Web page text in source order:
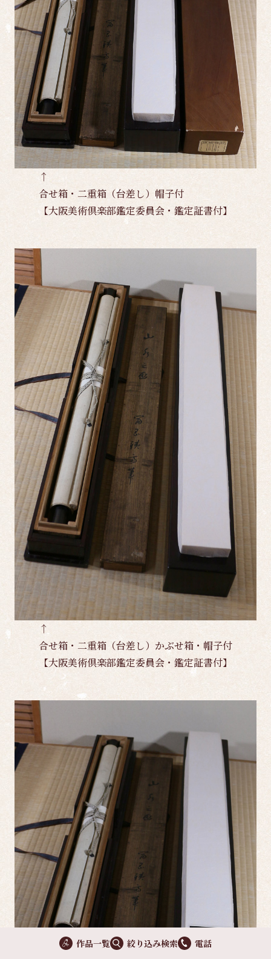
↑
合せ箱・二重箱（台差し）帽子付
【大阪美術倶楽部鑑定委員会・鑑定証書付】
↑
合せ箱・二重箱（台差し）かぶせ箱・帽子付
【大阪美術倶楽部鑑定委員会・鑑定証書付】
作品一覧 絞り込み検索 電話